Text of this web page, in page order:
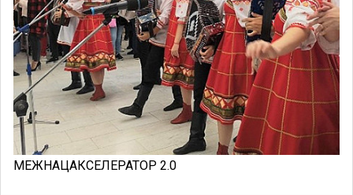
МЕЖНАЦАКСЕЛЕРАТОР 2.0